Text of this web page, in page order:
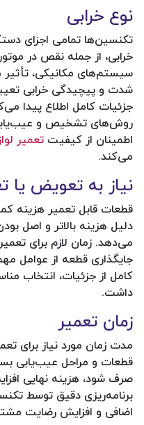
نوع خرابی
تکنسین‌ها تمامی اجزای
خرابی، از جمله نقص در
سیستم‌های مکانیکی، تأثیر
شدت و پیچیدگی خرابی
جزئیات کامل اطلاع پیدا
روش‌های تشخیص و
اطمینان از کیفیت تعمیر
می‌کند.
نیاز به تعویض یا
قطعات قابل تعمیر هزینه
دلیل هزینه بالاتر و اصل
می‌دهد. زمان لازم برای
جایگذاری قطعه از عوامل
کامل از جزئیات، انتخاب
داشت.
زمان تعمیر
مدت زمان مورد نیاز برای
قطعات و مراحل عیب‌یابی
صرف شود، هزینه نهایی
برنامه‌ریزی دقیق توسط
اضافی و افزایش رضایت